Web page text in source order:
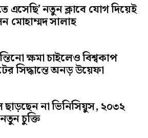
এসেছি’ নতুন ক্লাবে যোগ দিয়েই
মোহাম্মদ সালাহ
ক্ষমা চাইলেও বিশ্বকাপ
সিদ্ধান্তে অনড় উয়েফা
ছাড়ছেন না ভিনিসিয়ুস, ২০৩২
চুক্তি